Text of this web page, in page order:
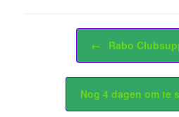
Bericht navigatie
← Rabo
Nog 4 dagen om te